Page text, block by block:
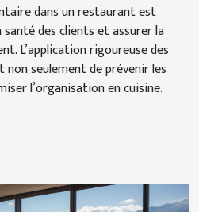
dans un restaurant est
des clients et assurer la
L’application rigoureuse des
non seulement de prévenir les
l’organisation en cuisine.